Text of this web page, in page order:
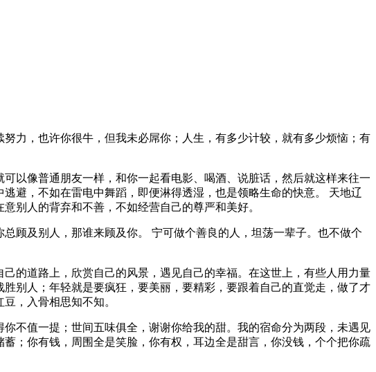
力，也许你很牛，但我未必屌你；人生，有多少计较，就有多少烦恼；有
以像普通朋友一样，和你一起看电影、喝酒、说脏话，然后就这样来往一
避，不如在雷电中舞蹈，即便淋得透湿，也是领略生命的快意。 天地辽
别人的背弃和不善，不如经营自己的尊严和美好。
顾及别人，那谁来顾及你。 宁可做个善良的人，坦荡一辈子。也不做个
的道路上，欣赏自己的风景，遇见自己的幸福。在这世上，有些人用力量
别人；年轻就是要疯狂，要美丽，要精彩，要跟着自己的直觉走，做了才
，入骨相思知不知。
不值一提；世间五味俱全，谢谢你给我的甜。我的宿命分为两段，未遇见
；你有钱，周围全是笑脸，你有权，耳边全是甜言，你没钱，个个把你疏